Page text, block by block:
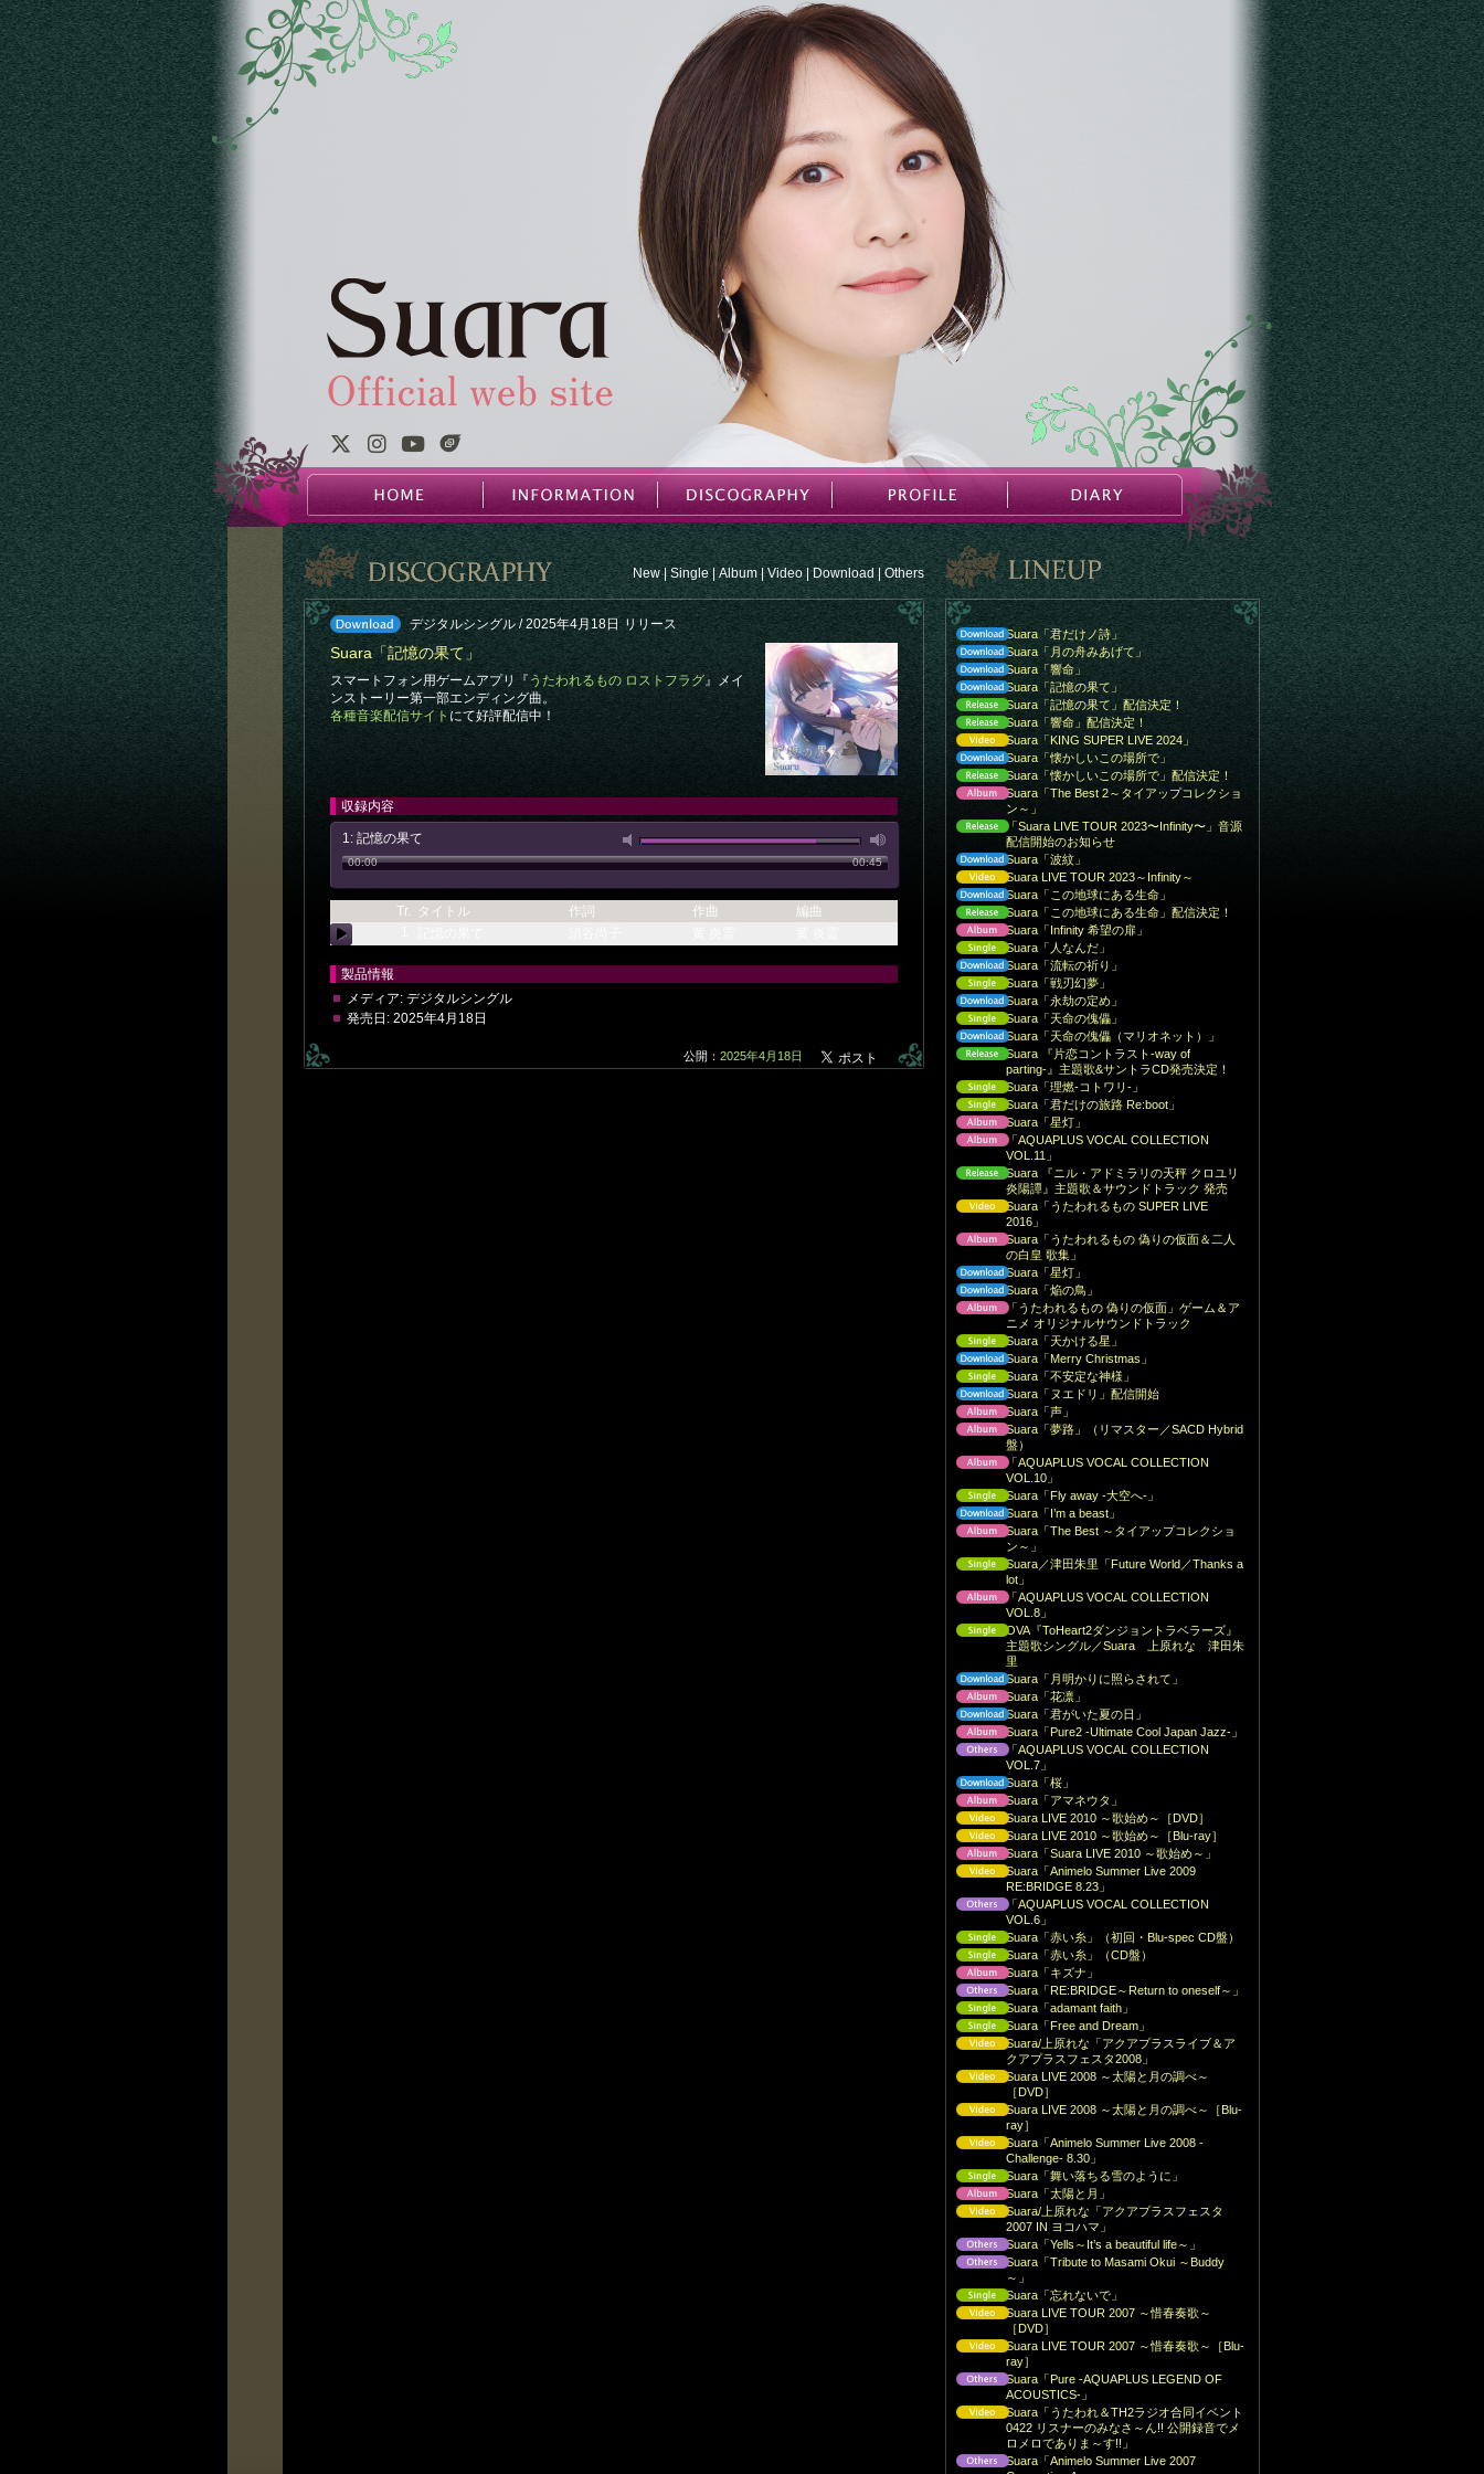
New | Single | Album | Video | Download Others
デジタルシングル / 2025年4月18日 リリース
Suara「記憶の果て」
スマートフォン用ゲームアプリ『 うたわれるもの ロストフラグ』メイ
ンストーリー第一部エンディング曲。
各種音楽配信サイト にて好評配信中！
収録内容
00:00 00:45
1: 記憶の果て
Tr. タイトル 作詞 作曲
編曲
製品情報
メディア: デジタルシングル
発売日: 2025年4月18日
公開： 2025年4月18日
Suara「君だけノ詩」
Suara「月の舟みあげて」
Suara「響命」
Suara「記憶の果て」
Suara「記憶の果て」配信決定！
Suara「響命」配信決定！
Suara「KING SUPER LIVE 2024」
Suara「懐かしいこの場所で」
Suara「懐かしいこの場所で」配信決定！
Suara「The Best 2～タイアップコレクショ
ン～」
「Suara LIVE TOUR 2023〜Infinity〜」音源
配信開始のお知らせ
Suara「波紋」
Suara LIVE TOUR 2023～Infinity～
Suara「この地球にある生命」
Suara「この地球にある生命」配信決定！
Suara「Infinity 希望の扉」
Suara「人なんだ」
Suara「流転の祈り」
Suara「戦刃幻夢」
Suara「永劫の定め」
Suara「天命の傀儡」
Suara「天命の傀儡（マリオネット）」
Suara 『片恋コントラスト-way of
parting-』主題歌&サントラCD発売決定！
Suara「理燃-コトワリ-」
Suara「君だけの旅路 Re:boot」
Suara「星灯」
「AQUAPLUS VOCAL COLLECTION
VOL.11」
Suara 『ニル・アドミラリの天秤 クロユリ
炎陽譚』主題歌＆サウンドトラック 発売
Suara「うたわれるもの SUPER LIVE
2016」
Suara「うたわれるもの 偽りの仮面＆二人
の白皇 歌集」
Suara「星灯」
Suara「焔の鳥」
「うたわれるもの 偽りの仮面」ゲーム＆ア
ニメ オリジナルサウンドトラック
Suara「天かける星」
Suara「Merry Christmas」
Suara「不安定な神様」
Suara「ヌエドリ」配信開始
Suara「声」
Suara「夢路」（リマスター／SACD Hybrid
盤）
「AQUAPLUS VOCAL COLLECTION
VOL.10」
Suara「Fly away -大空へ-」
Suara「I’m a beast」
Suara「The Best ～タイアップコレクショ
ン～」
Suara／津田朱里「Future World／Thanks a
lot」
「AQUAPLUS VOCAL COLLECTION
VOL.8」
OVA『ToHeart2ダンジョントラベラーズ』
主題歌シングル／Suara 上原れな 津田朱
里
Suara「月明かりに照らされて」
Suara「花凛」
Suara「君がいた夏の日」
Suara「Pure2 -Ultimate Cool Japan Jazz-」
「AQUAPLUS VOCAL COLLECTION
VOL.7」
Suara「桜」
Suara「アマネウタ」
Suara LIVE 2010 ～歌始め～［DVD］
Suara LIVE 2010 ～歌始め～［Blu-ray］
Suara「Suara LIVE 2010 ～歌始め～」
Suara「Animelo Summer Live 2009
RE:BRIDGE 8.23」
「AQUAPLUS VOCAL COLLECTION
VOL.6」
Suara「赤い糸」（初回・Blu-spec CD盤）
Suara「赤い糸」（CD盤）
Suara「キズナ」
Suara「RE:BRIDGE～Return to oneself～」
Suara「adamant faith」
Suara「Free and Dream」
Suara/上原れな「アクアプラスライブ＆ア
クアプラスフェスタ2008」
Suara LIVE 2008 ～太陽と月の調べ～
［DVD］
Suara LIVE 2008 ～太陽と月の調べ～［Blu-
ray］
Suara「Animelo Summer Live 2008 -
Challenge- 8.30」
Suara「舞い落ちる雪のように」
Suara「太陽と月」
Suara/上原れな「アクアプラスフェスタ
2007 IN ヨコハマ」
Suara「Yells～It’s a beautiful life～」
Suara「Tribute to Masami Okui ～Buddy
～」
Suara「忘れないで」
Suara LIVE TOUR 2007 ～惜春奏歌～
［DVD］
Suara LIVE TOUR 2007 ～惜春奏歌～［Blu-
ray］
Suara「Pure -AQUAPLUS LEGEND OF
ACOUSTICS-」
Suara「うたわれ＆TH2ラジオ合同イベント
0422 リスナーのみなさ～ん!! 公開録音でメ
ロメロでありま～す!!」
Suara「Animelo Summer Live 2007